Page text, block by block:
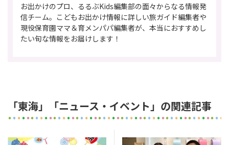
お出かけのプロ、るるぶKids編集部の面々からなる情報発
信チーム。こどもお出かけ情報に詳しい旅ガイド編集者や
現役保育園ママ＆育メンパパ編集者が、本当におすすめし
たい旬な情報をお届けします！
「東海」「ニュース・イベント」の関連記事